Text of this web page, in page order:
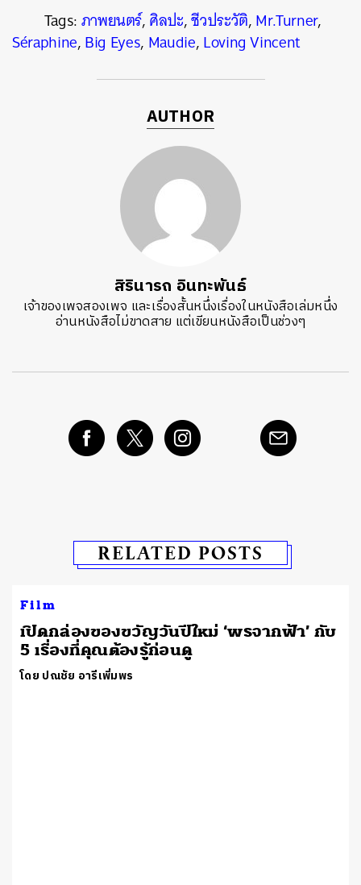
Tags:ภาพยนตร์,ศิลปะ,ชีวประวัติ,Mr.Turner,
Séraphine,Big Eyes, Maudie,Loving Vincent
AUTHOR
สิรินารถ อินทะพันธ์
เจ้าของเพจสองเพจ และเรื่องสั้นหนึ่งเรื่องในหนังสือเล่มหนึ่ง
อ่านหนังสือไม่ขาดสาย แต่เขียนหนังสือเป็นช่วงๆ
RELATED POSTS
Film
เปิดกล่องของขวัญวันปีใหม่ ‘พรจากฟ้า’ กับ
5 เรื่องที่คุณต้องรู้ก่อนดู
โดย ปณชัย อารีเพิ่มพร